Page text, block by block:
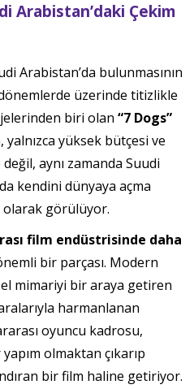
Arabistan’daki Çekim
Arabistan’da bulunmasının
üzerinde titizlikle
biri olan “7 Dogs”
yüksek bütçesi ve
aynı zamanda Suudi
kendini dünyaya açma
olarak görülüyor.
film endüstrisinde daha
bir parçası. Modern
mimariyi bir araya getiren
harmanlanan
oyuncu kadrosu,
olmaktan çıkarıp
bir film haline getiriyor.